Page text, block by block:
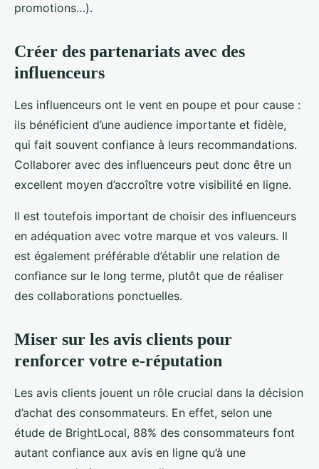
promotions…).
Créer des partenariats avec des
influenceurs
Les influenceurs ont le vent en poupe et pour cause :
ils bénéficient d’une audience importante et fidèle,
qui fait souvent confiance à leurs recommandations.
Collaborer avec des influenceurs peut donc être un
excellent moyen d’accroître votre visibilité en ligne.
Il est toutefois important de choisir des influenceurs
en adéquation avec votre marque et vos valeurs. Il
est également préférable d’établir une relation de
confiance sur le long terme, plutôt que de réaliser
des collaborations ponctuelles.
Miser sur les avis clients pour
renforcer votre e-réputation
Les avis clients jouent un rôle crucial dans la décision
d’achat des consommateurs. En effet, selon une
étude de BrightLocal, 88% des consommateurs font
autant confiance aux avis en ligne qu’à une